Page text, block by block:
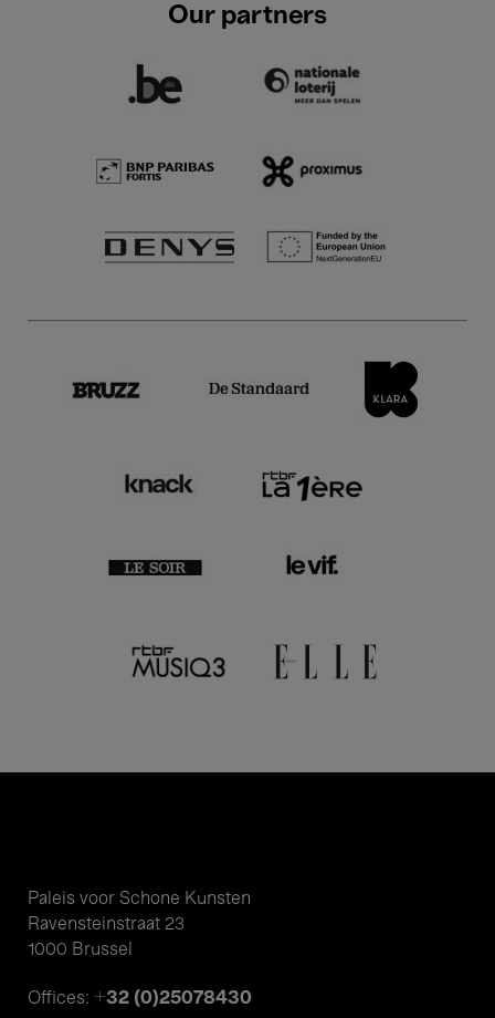
Our partners
Paleis voor Schone Kunsten
Ravensteinstraat 23
1000 Brussel
Offices: +32 (0)25078430